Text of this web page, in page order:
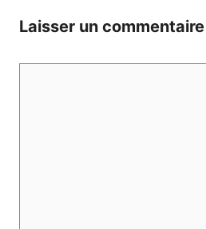
Laisser un commentaire